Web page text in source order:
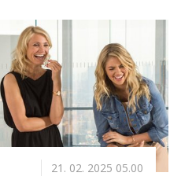
21. 02. 2025 05.00